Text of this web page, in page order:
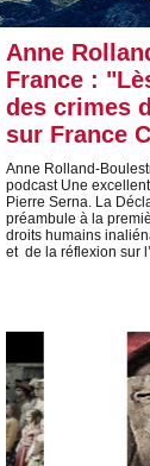
Anne
France :
des crimes
sur France
Anne Rolland-
podcast Une
Pierre Serna. La
préambule à la
droits humains
et de la réflexion sur